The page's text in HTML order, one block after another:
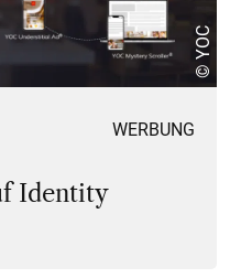
© YOC
WERBUNG
Identity